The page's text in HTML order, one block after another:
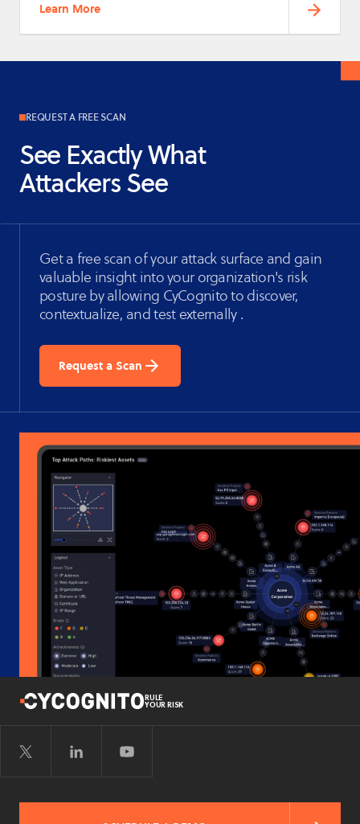
Learn More
REQUEST A FREE SCAN
See Exactly What
Attackers See
Get a free scan of your attack surface and gain
valuable insight into your organization's risk
posture by allowing CyCognito to discover,
contextualize, and test externally .
Request a Scan
RULE
YOUR RISK